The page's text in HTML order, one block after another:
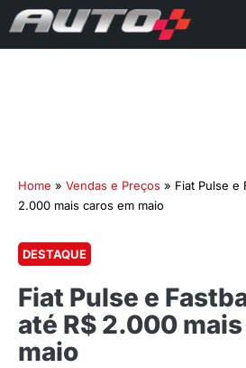
Home » Vendas e Preços » Fiat Pulse e
2.000 mais caros em maio
DESTAQUE
Fiat Pulse e
até R$ 2.000
maio